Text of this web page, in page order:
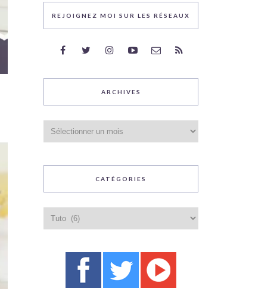
REJOIGNEZ MOI SUR LES RÉSEAUX
ARCHIVES
CATÉGORIES